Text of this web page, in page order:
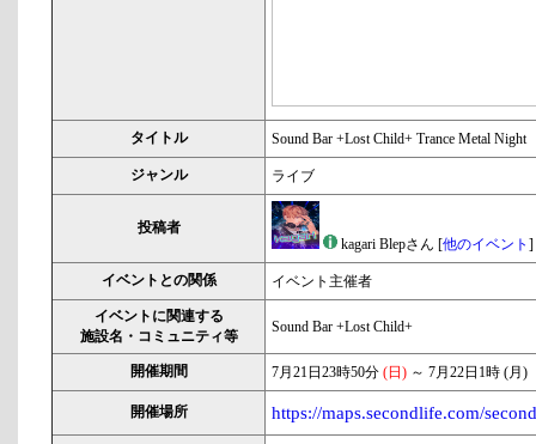
タイトル Sound Bar +Lost Child+ Trance Metal Night
ジャンル ライブ
投稿者
kagari Blepさん [他のイベント ]
イベントとの関係 イベント主催者
イベントに関連する
施設名・コミュニティ等
Sound Bar +Lost Child+
開催期間 7月21日23時50分 (日) ～ 7月22日1時 (月)
開催場所 https://maps.secondlife.com/